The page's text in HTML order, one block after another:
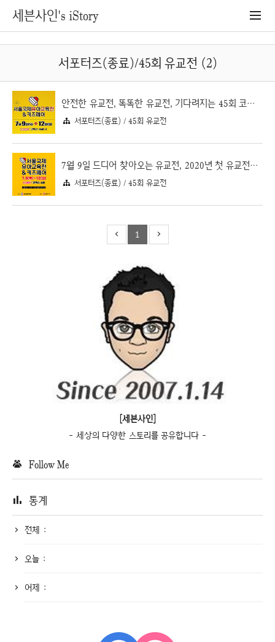
세븐사인's iStory
서포터즈(종료)/45회 유교전 (2)
안전한 유교전, 똑똑한 유교전, 기다려지는 45회 코엑스 유교전
서포터즈(종료) / 45회 유교전
7월 9일 드디어 찾아오는 유교전, 2020년 첫 유교전은 코엑스 유교전
서포터즈(종료) / 45회 유교전
1
[세븐사인]
- 세상의 다양한 스토리를 공유합니다 -
Follow Me
통계
전체 :
오늘 :
어제 :